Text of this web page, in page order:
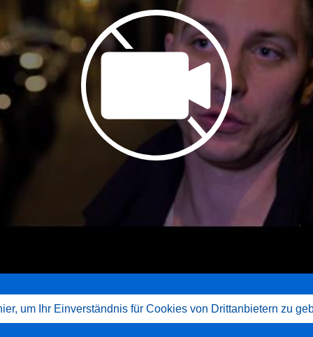
um Ihr Einverständnis für Cookies von Drittanbietern zu